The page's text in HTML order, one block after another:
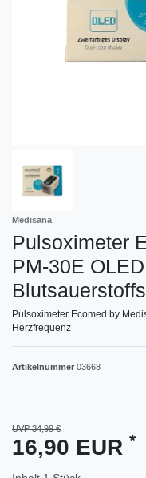
Medisana
Pulsoximeter
PM-30E OLED
Pulsoximeter Ecomed by
Herzfrequenz
Artikelnummer 03668
UVP 34,99 €
16,90 EUR *